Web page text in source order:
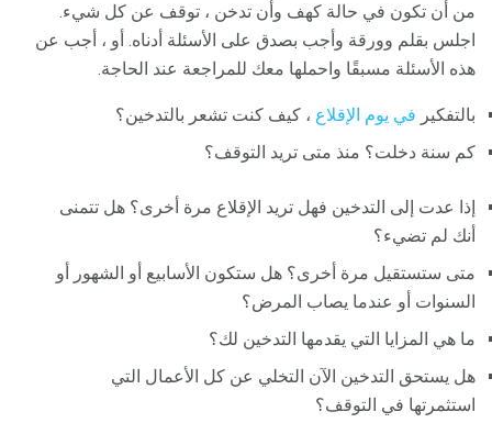
من أن تكون في حالة كهف وأن تدخن ، توقف عن كل شيء.
اجلس بقلم وورقة وأجب بصدق على الأسئلة أدناه. أو ، أجب عن
هذه الأسئلة مسبقًا واحملها معك للمراجعة عند الحاجة.
بالتفكير في يوم الإقلاع ، كيف كنت تشعر بالتدخين؟
كم سنة دخلت؟ منذ متى تريد التوقف؟
إذا عدت إلى التدخين فهل تريد الإقلاع مرة أخرى؟ هل تتمنى
أنك لم تضيء؟
متى ستستقيل مرة أخرى؟ هل ستكون الأسابيع أو الشهور أو
السنوات أو عندما يصاب المرض؟
ما هي المزايا التي يقدمها التدخين لك؟
هل يستحق التدخين الآن التخلي عن كل الأعمال التي
استثمرتها في التوقف؟